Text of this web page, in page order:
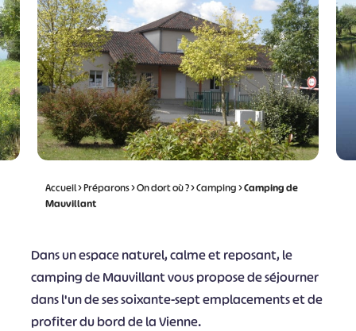
Accueil>Préparons>On dort où ?>Camping>Camping de
Mauvillant
Dans un espace naturel, calme et reposant, le
camping de Mauvillant vous propose de séjourner
dans l'un de ses soixante-sept emplacements et de
profiter du bord de la Vienne.